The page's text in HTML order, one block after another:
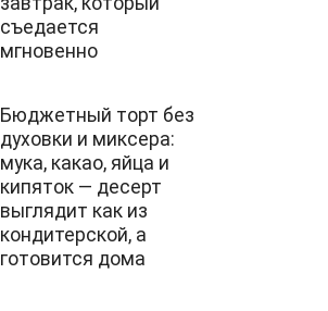
съедается
мгновенно
Бюджетный торт без
духовки и миксера:
мука, какао, яйца и
кипяток — десерт
выглядит как из
кондитерской, а
готовится дома